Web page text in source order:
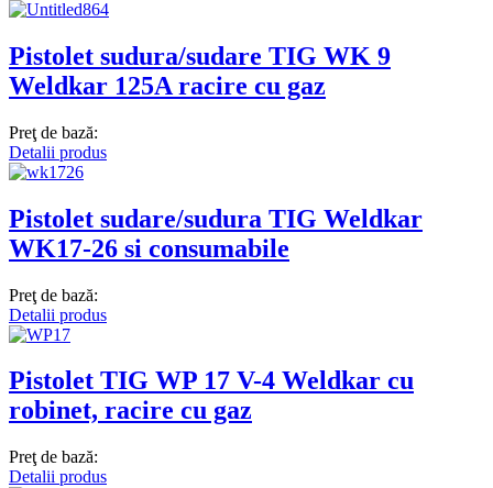
Pistolet sudura/sudare TIG WK 9
Weldkar 125A racire cu gaz
Preţ de bază:
Detalii produs
Pistolet sudare/sudura TIG Weldkar
WK17-26 si consumabile
Preţ de bază:
Detalii produs
Pistolet TIG WP 17 V-4 Weldkar cu
robinet, racire cu gaz
Preţ de bază:
Detalii produs